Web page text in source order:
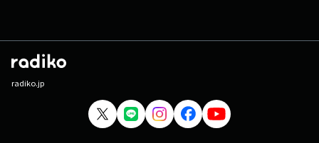
ッシュタグは「#エフエムレインボー」 Xアカウントは
「@fmrainbow_tfm」
radiko.jp